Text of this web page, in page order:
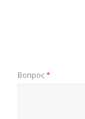
Вопрос*